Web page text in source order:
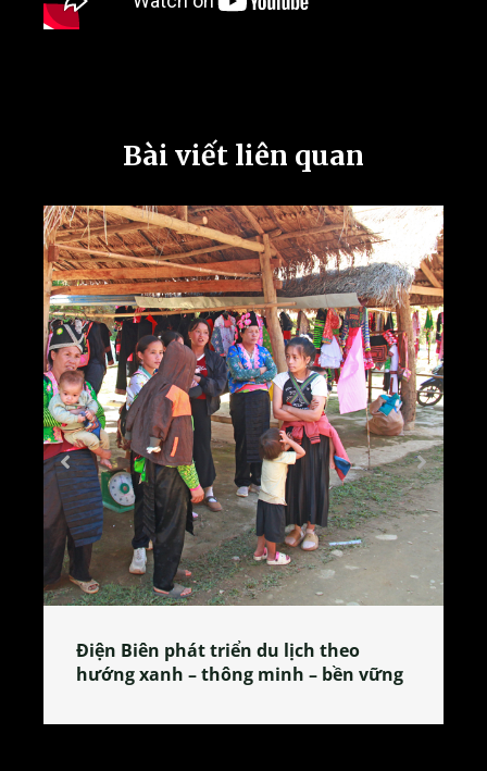
Bài viết liên quan
Làng làm bánh tẻ Phú Nhi – nơi lan
tỏa đặc sản xứ Đoài